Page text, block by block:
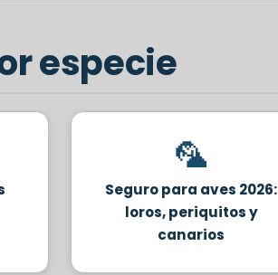
especie
🦜
Seguro para aves 2026:
loros, periquitos y
canarios